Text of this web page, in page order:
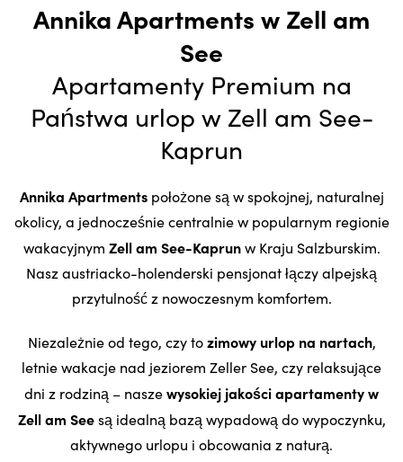
Annika Apartments w Zell am
See
Apartamenty Premium na
Państwa urlop w Zell am See-
Kaprun
Annika Apartmentspołożone są w spokojnej, naturalnej
okolicy, a jednocześnie centralnie w popularnym regionie
wakacyjnym Zell am See-Kaprunw Kraju Salzburskim.
Nasz austriacko-holenderski pensjonat łączy alpejską
przytulność z nowoczesnym komfortem.
Niezależnie od tego, czy tozimowy urlop na nartach,
letnie wakacje nad jeziorem Zeller See, czy relaksujące
dni z rodziną – naszewysokiej jakości apartamenty w
Zell am Seesą idealną bazą wypadową do wypoczynku,
aktywnego urlopu i obcowania z naturą.